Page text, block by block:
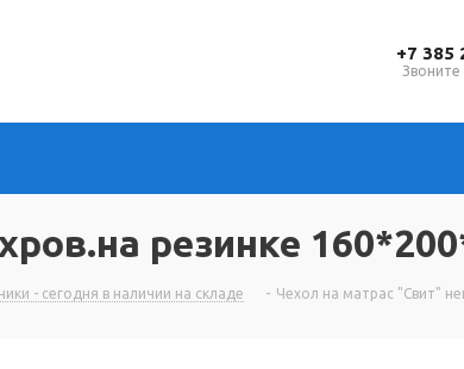
+7 385
резинке
- сегодня в наличии на складе - Чехол на матрас "Свит"